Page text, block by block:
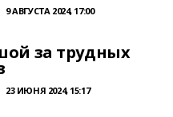
9 АВГУСТА 2024, 17:00
за трудных
23 ИЮНЯ 2024, 15:17